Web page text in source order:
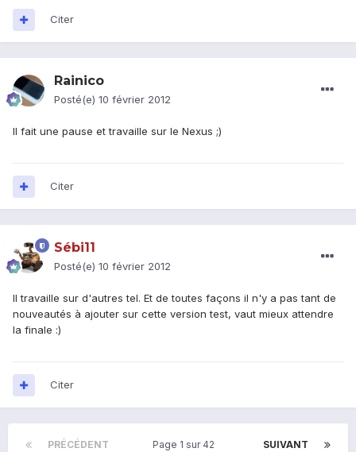
Citer
Rainico
Posté(e) 10 février 2012
Il fait une pause et travaille sur le Nexus ;)
Citer
Sébi11
Posté(e) 10 février 2012
Il travaille sur d'autres tel. Et de toutes façons il n'y a pas tant de
nouveautés à ajouter sur cette version test, vaut mieux attendre
la finale :)
Citer
PRÉCÉDENT SUIVANT
Page 1 sur 42